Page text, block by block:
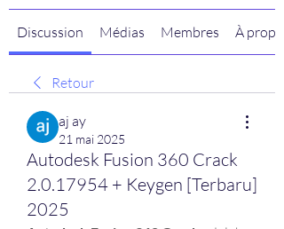
Discussion Médias Membres À propos
Retour
aj ay
21 mai 2025
Autodesk Fusion 360 Crack
2.0.17954 + Keygen [Terbaru]
2025